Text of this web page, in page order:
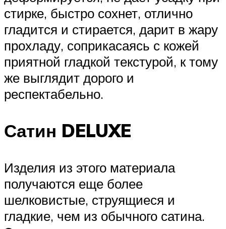
стирке, быстро сохнет, отлично
гладится и стирается, дарит в жару
прохладу, соприкасаясь с кожей
приятной гладкой текстурой, к тому
же выглядит дорого и
респектабельно.
Сатин DELUXE
Изделия из этого материала
получаются еще более
шелковистые, струящиеся и
гладкие, чем из обычного сатина.